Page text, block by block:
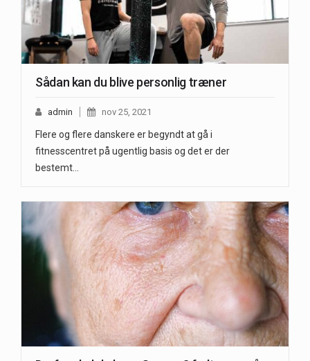
Sådan kan du blive personlig træner
admin nov 25, 2021
Flere og flere danskere er begyndt at gå i
fitnesscentret på ugentlig basis og det er der
bestemt…